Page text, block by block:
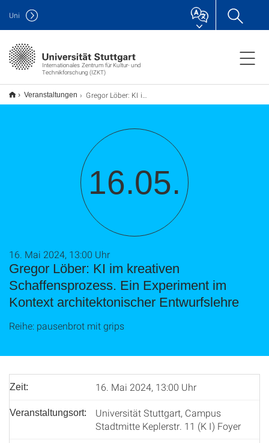
Internationales Zentrum für Kultur- und
Technikforschung (IZKT)
Uni
Veranstaltungen Gregor Löber: KI im kreativen Schaffensprozess. Ein Experiment im Kontext architektonischer Entwurfslehre
16.05.
Gregor Löber: KI im kreativen
Schaffensprozess. Ein Experiment im
Kontext architektonischer Entwurfslehre
16. Mai 2024, 13:00 Uhr
Reihe: pausenbrot mit grips
Zeit: 16. Mai 2024, 13:00 Uhr
Veranstaltungsort:
Universität Stuttgart, Campus
Stadtmitte Keplerstr. 11 (K I) Foyer